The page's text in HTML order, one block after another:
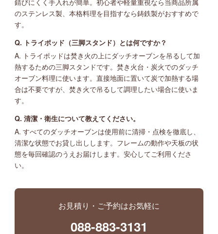
のステンレス製、本格料理を目指すなら鋳鉄製がおすすめで
す。
Q. トライポッド（三脚スタンド）とは何ですか？
A. トライポッドは焚き火の上にダッチオーブンを吊るして加
熱するための三脚スタンドです。焚き火台・炭火でのダッチ
オーブン料理に使います。直接地面に置いて炭で加熱する場
合は不要ですが、焚き火で吊るして調理したい場合に使いま
す。
Q. 清潔・衛生について教えてください。
A. すべてのダッチオーブンは使用前に清掃・点検を徹底し、
清潔な状態でお貸し出しします。フレームの動作や天板の状
態を毎回確認のうえお届けします。安心してご利用くださ
い。
お見積り・ご予約はお気軽に
088-883-3131